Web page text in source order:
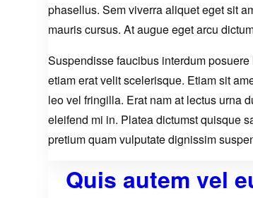
phasellus. Sem viverra aliquet eget sit
mauris cursus. At augue eget arcu
Suspendisse faucibus interdum
etiam erat velit scelerisque. Etiam sit
leo vel fringilla. Erat nam at lectus urna
eleifend mi in. Platea dictumst quisque
pretium quam vulputate dignissim
Quis autem vel